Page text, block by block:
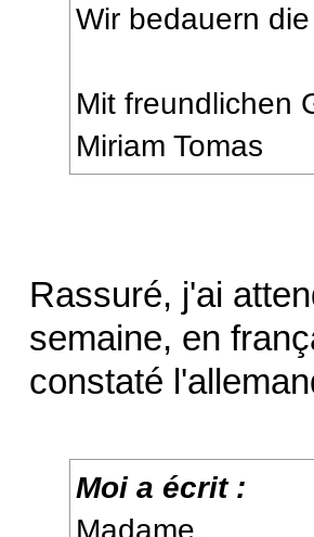
Wir bedauern
Mit freundlichen
Miriam Tomas
Rassuré, j'ai
semaine, en
constaté
Moi a écrit :
Madame,